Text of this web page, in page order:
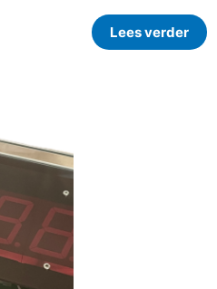
Lees verder